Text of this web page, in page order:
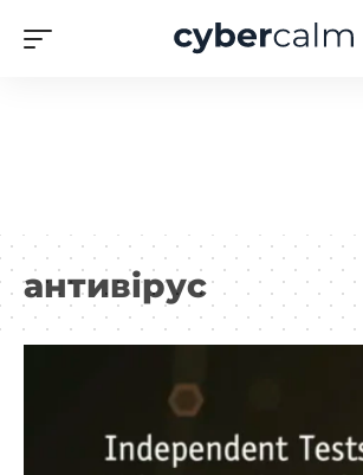
антивірус